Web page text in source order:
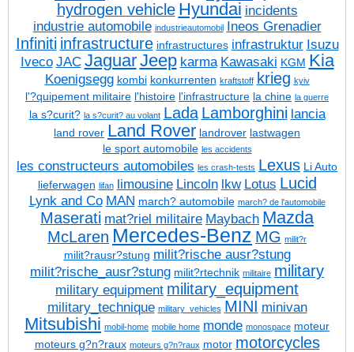
hydrogen vehicle Hyundai incidents
industrie automobile industrieautomobil Ineos Grenadier
Infiniti infrastructure infrastructures infrastruktur Isuzu
Iveco JAC JaguarJeep karma Kawasaki KGM Kia
Koenigsegg kombi konkurrenten kraftstoff krieg kyiv
l'?quipement militaire l'histoire l'infrastructure la chine la guerre
la s?curit? la s?curit? au volant Lada Lamborghini lancia
land rover Land Rover landrover lastwagen
le sport automobile les accidents
les constructeurs automobiles les crash-tests Lexus Li Auto
lieferwagen lifan limousine Lincoln lkw Lotus Lucid
Lynk and Co MAN march? automobile march? de l'automobile
Maserati mat?riel militaire Maybach Mazda
McLaren Mercedes-Benz MG milit?r
milit?rausr?stung milit?rische ausr?stung
milit?rische_ausr?stung milit?rtechnik militaire military
military equipment military_equipment
military_technique military_vehicles MINI minivan
Mitsubishi mobil-home mobile home monde monospace moteur
moteurs g?n?raux moteurs g?n?raux motor motorcycles